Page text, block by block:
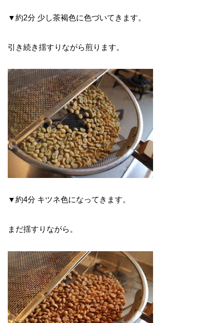
▼約2分 少し茶褐色に色づいてきます。
引き続き揺すりながら煎ります。
▼約4分 キツネ色になってきます。
まだ揺すりながら。